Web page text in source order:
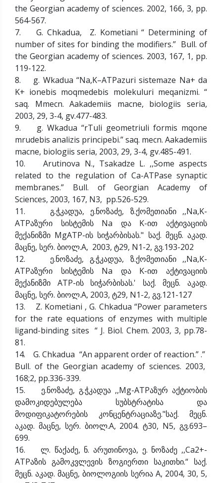
the Georgian academy of sciences. 2002, 166, 3, pp.
564-567.
7. G. Chkadua, Z. Kometiani “ Determining of
number of sites for binding the modifiers.” Bull. of
the Georgian academy of sciences. 2003, 167, 1, pp.
119-122.
8. g. Wkadua “Na,K–ATPazuri sistemaze Na+ da
K+ ionebis moqmedebis molekuluri meqanizmi. “
saq. Mmecn. Aakademiis macne, biologiis seria,
2003, 29, 3-4, gv.477-483.
9. g. Wkadua “rTuli geometriuli formis mqone
mrudebis analizis principebi.” saq. mecn. Aakademiis
macne, biologiis seria, 2003, 29, 3-4, gv.485-491.
10. Arutinova N., Tsakadze L. ,,Some aspects
related to the regulation of Ca-ATPase synaptic
membranes.” Bull. of Georgian Academy of
Sciences, 2003, 167, N3, pp.526-529.
11. გ.ჭკადუა, ე.ნოზაძე, ზ.ქომეთიანი ,,Na,K-
ATPაზური სისტემის Na და K-ით აქტივაციის
მექანიზმი MgATP-ის სიჭარბისას." საქ. მეცნ. აკად.
მაცნე, სერ. ბიოლ.A, 2003, ტ29, N1-2, გვ.193-202
12. ე.ნოზაძე, გ.ჭკადუა, ზ.ქომეთიანი ,,Na,K-
ATPაზური სისტემის Na და K-ით აქტივაციის
მექანიზმი ATP-ის სიჭარბისას.' საქ. მეცნ. აკად.
მაცნე, სერ. ბიოლ.A, 2003, ტ29, N1-2, გვ.121-127
13. Z. Kometiani , G. Chkadua “Power parameters
for the rate equations of enzymes with multiple
ligand-binding sites “ J. Biol. Chem. 2003, 3, pp.78-
81.
14. G. Chkadua “An apparent order of reaction.” .”
Bull. of the Georgian academy of sciences. 2003,
168;2, pp.336-339.
15. ე.ნოზაძე, გ.ჭკადუა ,,Mg-ATPაზურ აქტიობის
დამოკიდებულება სუბსტრატისა და
მოდიფიკატორების კონცენტრაციაზე."საქ. მეცნ.
აკად. მაცნე, სერ. ბიოლ.A, 2004. ტ30, N5, გვ.693–
699.
16. ლ. წაქაძე, ნ. არუთინოვა, ე. ნოზაძე ,,Ca2+-
ATPაზის გამოკვლევის ზოგიერთი საკითხი.“ საქ.
მეცნ. აკად. მაცნე, ბიოლოგიის სერია A, 2004, 30, 5,